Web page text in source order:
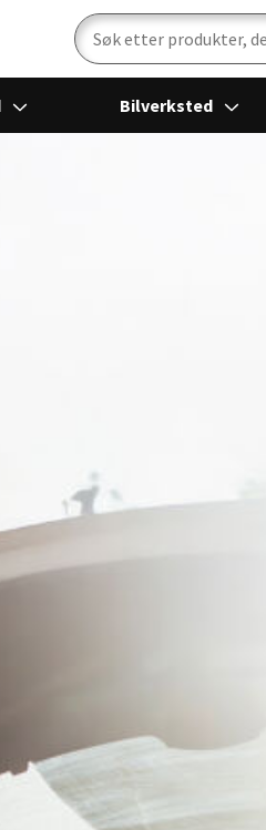
Bilverksted